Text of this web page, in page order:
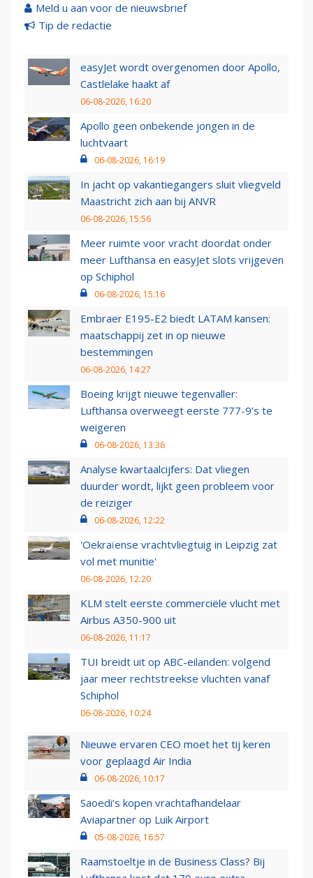
Meld u aan voor de nieuwsbrief
Tip de redactie
easyJet wordt overgenomen door Apollo,
Castlelake haakt af
06-08-2026, 16:20
Apollo geen onbekende jongen in de
luchtvaart
06-08-2026, 16:19
In jacht op vakantiegangers sluit vliegveld
Maastricht zich aan bij ANVR
06-08-2026, 15:56
Meer ruimte voor vracht doordat onder
meer Lufthansa en easyJet slots vrijgeven
op Schiphol
06-08-2026, 15:16
Embraer E195-E2 biedt LATAM kansen:
maatschappij zet in op nieuwe
bestemmingen
06-08-2026, 14:27
Boeing krijgt nieuwe tegenvaller:
Lufthansa overweegt eerste 777-9’s te
weigeren
06-08-2026, 13:36
Analyse kwartaalcijfers: Dat vliegen
duurder wordt, lijkt geen probleem voor
de reiziger
06-08-2026, 12:22
'Oekraïense vrachtvliegtuig in Leipzig zat
vol met munitie'
06-08-2026, 12:20
KLM stelt eerste commerciële vlucht met
Airbus A350-900 uit
06-08-2026, 11:17
TUI breidt uit op ABC-eilanden: volgend
jaar meer rechtstreekse vluchten vanaf
Schiphol
06-08-2026, 10:24
Nieuwe ervaren CEO moet het tij keren
voor geplaagd Air India
06-08-2026, 10:17
Saoedi’s kopen vrachtafhandelaar
Aviapartner op Luik Airport
05-08-2026, 16:57
Raamstoeltje in de Business Class? Bij